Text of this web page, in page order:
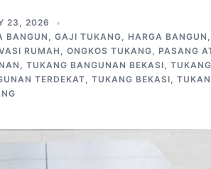
23, 2026
BANGUN , GAJI TUKANG, HARGA BANGUN ,
RUMAH , ONGKOS TUKANG, PASANG
, TUKANG BANGUNAN BEKASI,
TERDEKAT, TUKANG BEKASI,